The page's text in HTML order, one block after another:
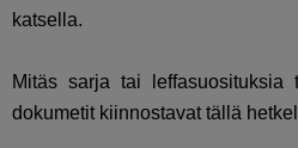
katsella.
Mitäs sarja tai
dokumetit kiinnostavat tällä